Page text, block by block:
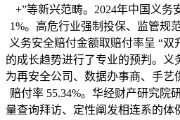
+”等新兴范畴。2024年中国义务
1%。高危行业强制投保、监管规
义务安全赔付金额取赔付率呈 “双
的成长趋势进行了专业的预判。义
为再安全公司、数据办事商、手艺
赔付率 55.34%。华经财产研究院
量查询拜访、定性阐发相连系的体